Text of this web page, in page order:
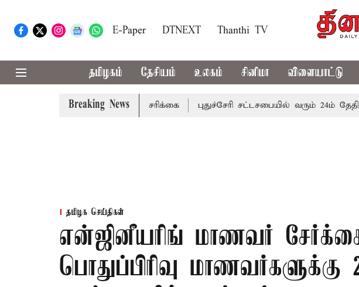
E-Paper DTNEXT Thanthi TV
தமிழகம் தேசியம் உலகம் சினிமா விளையாட்டு
Breaking News
கன மழை எச்சரிக்கை புதுச்சேரி சட்டசபையில் வரும் 24ம் தேதி
தமிழக செய்திகள்
என்ஜினீயரிங் மாணவர்
பொதுப்பிரிவு மாணவர்களுக்கு